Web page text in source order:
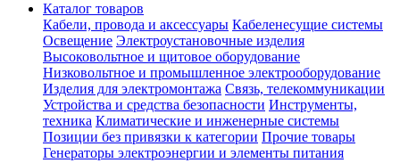
Каталог товаров
Кабели, провода и аксессуары Кабеленесущие системы
Освещение Электроустановочные изделия
Высоковольтное и щитовое оборудование
Низковольтное и промышленное электрооборудование
Изделия для электромонтажа Связь, телекоммуникации
Устройства и средства безопасности Инструменты,
техника Климатические и инженерные системы
Позиции без привязки к категории Прочие товары
Генераторы электроэнергии и элементы питания